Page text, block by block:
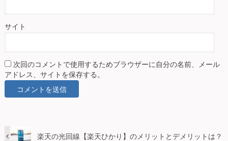
サイト
次回のコメントで使用するためブラウザーに自分の名前、メール
アドレス、サイトを保存する。
楽天の光回線【楽天ひかり】のメリットとデメリットは？